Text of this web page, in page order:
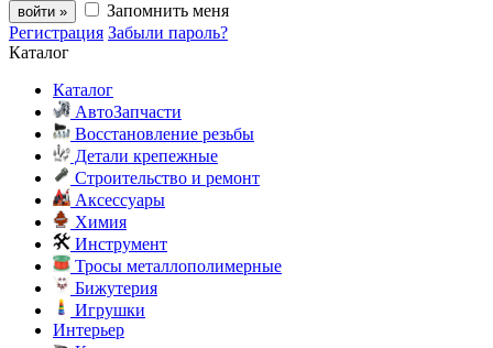
войти »
Запомнить меня
Регистрация Забыли пароль?
Каталог
Каталог
АвтоЗапчасти
Восстановление резьбы
Детали крепежные
Строительство и ремонт
Аксессуары
Химия
Инструмент
Тросы металлополимерные
Бижутерия
Игрушки
Интерьер